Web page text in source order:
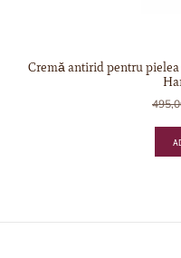
Cremǎ antirid pentru